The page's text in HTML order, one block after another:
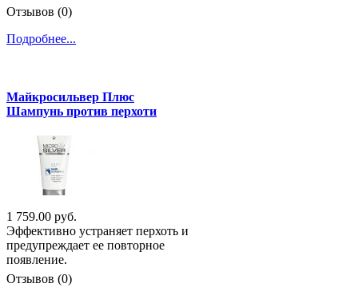
Отзывов (0)
Подробнее...
Майкросильвер Плюс
Шампунь против перхоти
1 759.00 руб.
Эффективно устраняет перхоть и
предупреждает ее повторное
появление.
Отзывов (0)